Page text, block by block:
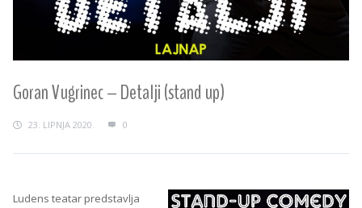
Goran Vugrinec – Detalji (stand up)
23. LIPNJA 2020. 0
Ludens teatar predstavlja